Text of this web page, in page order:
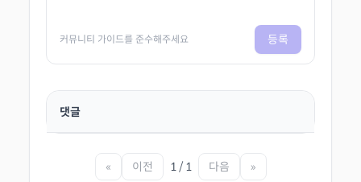
커뮤니티 가이드를 준수해주세요 등록
댓글
« 이전 1 / 1 다음 »